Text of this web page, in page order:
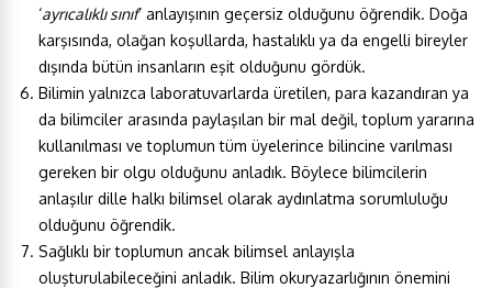
‘ayrıcalıklı sınıf’ anlayışının geçersiz olduğunu öğrendik. Doğa
karşısında, olağan koşullarda, hastalıklı ya da engelli bireyler
dışında bütün insanların eşit olduğunu gördük.
Bilimin yalnızca laboratuvarlarda üretilen, para kazandıran ya
da bilimciler arasında paylaşılan bir mal değil, toplum yararına
kullanılması ve toplumun tüm üyelerince bilincine varılması
gereken bir olgu olduğunu anladık. Böylece bilimcilerin
anlaşılır dille halkı bilimsel olarak aydınlatma sorumluluğu
olduğunu öğrendik.
Sağlıklı bir toplumun ancak bilimsel anlayışla
oluşturulabileceğini anladık. Bilim okuryazarlığının önemini